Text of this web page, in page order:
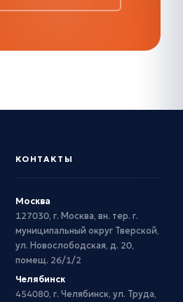
КОНТАКТЫ
Москва
127030, г. Москва, вн. тер. г.
муниципальный округ Тверской,
ул. Новослободская, д. 20,
помещ. 26/1/2
Челябинск
454080, г. Челябинск, ул. Труда,